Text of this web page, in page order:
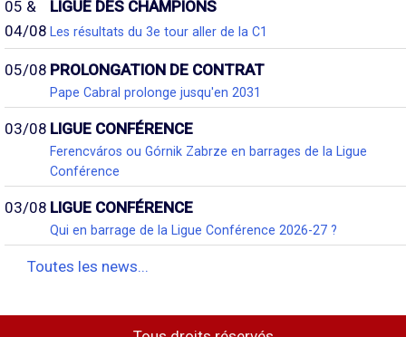
05 &
04/08
LIGUE DES CHAMPIONS
Les résultats du 3e tour aller de la C1
05/08 PROLONGATION DE CONTRAT
Pape Cabral prolonge jusqu'en 2031
03/08 LIGUE CONFÉRENCE
Ferencváros ou Górnik Zabrze en barrages de la Ligue
Conférence
03/08 LIGUE CONFÉRENCE
Qui en barrage de la Ligue Conférence 2026-27 ?
Toutes les news...